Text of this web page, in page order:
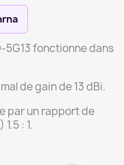
5G13 fonctionne dans
de gain de 13 dBi.
par un rapport de
: 1.